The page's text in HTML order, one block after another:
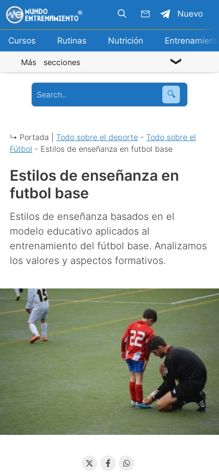
Saltar
al
contenido
Cursos Rutinas Nutrición
Nuevo
Más secciones
🔍
↳ Portada | Todo sobre el deporte - Todo sobre el
Fútbol - Estilos de enseñanza en futbol base
Estilos de enseñanza en
futbol base
Estilos de enseñanza basados en el
modelo educativo aplicados al
entrenamiento del fútbol base. Analizamos
los valores y aspectos formativos.